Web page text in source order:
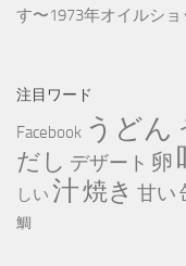
す〜1973年オイルシ
注目ワード
Facebook うどん
だし デザート 卵
しい 汁焼き 甘い
鯛